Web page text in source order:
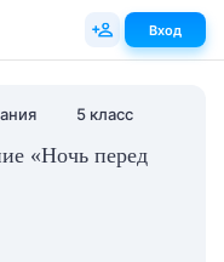
5 класс
«Ночь перед
Вход